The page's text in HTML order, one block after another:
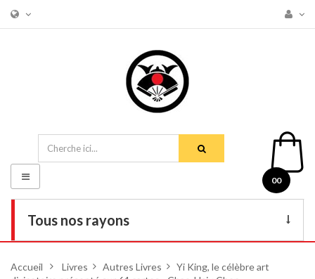
00
Tous nos rayons
Basculer
la
navigation
Accueil > Livres > Autres Livres > Yi King, le célèbre art